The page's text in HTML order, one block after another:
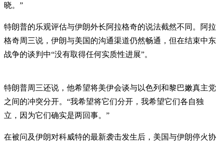
晓。”
特朗普的乐观评估与伊朗外长阿拉格奇的说法截然不同。阿拉
格奇周三说，伊朗与美国的沟通渠道仍然畅通，但在结束中东
战争的谈判中“没有取得任何实质性进展”。
特朗普周三还说，他希望将美伊会谈与以色列和黎巴嫩真主党
之间的冲突分开。“我希望将它们分开，我希望它们各自独
立，因为它们确实是两回事。”
在被问及伊朗对科威特的最新袭击发生后，美国与伊朗停火协